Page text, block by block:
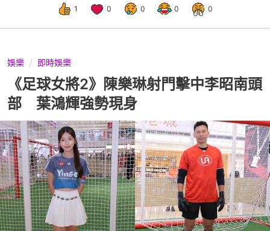
1 0 0 0 0
娛樂 即時娛樂
《足球女將2》陳樂琳射門擊中李昭南頭
部 葉鴻輝強勢現身